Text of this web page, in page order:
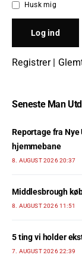
Husk mig
Registrer|
Seneste Man
Reportage fra Nye
hjemmebane
8. AUGUST 2026 20:37
Middlesbrough
8. AUGUST 2026 11:51
5 ting vi holder
7. AUGUST 2026 22:39